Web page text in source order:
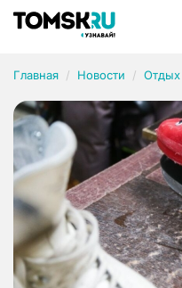
Главная Новости Отдых